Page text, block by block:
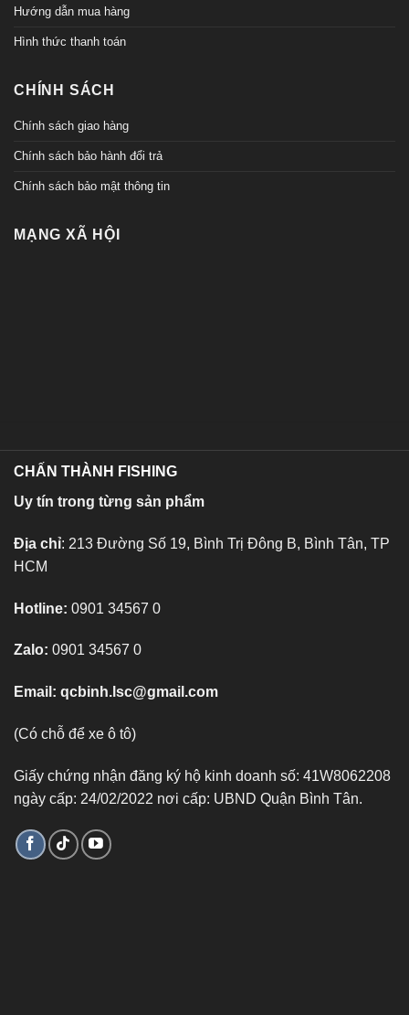
Hướng dẫn mua hàng
Hình thức thanh toán
CHÍNH SÁCH
Chính sách giao hàng
Chính sách bảo hành đổi trả
Chính sách bảo mật thông tin
MẠNG XÃ HỘI
CHẤN THÀNH FISHING
Uy tín trong từng sản phẩm
Địa chỉ: 213 Đường Số 19, Bình Trị Đông B, Bình Tân, TP
HCM
Hotline: 0901 34567 0
Zalo: 0901 34567 0
Email: qcbinh.lsc@gmail.com
(Có chỗ để xe ô tô)
Giấy chứng nhận đăng ký hộ kinh doanh số: 41W8062208
ngày cấp: 24/02/2022 nơi cấp: UBND Quận Bình Tân.